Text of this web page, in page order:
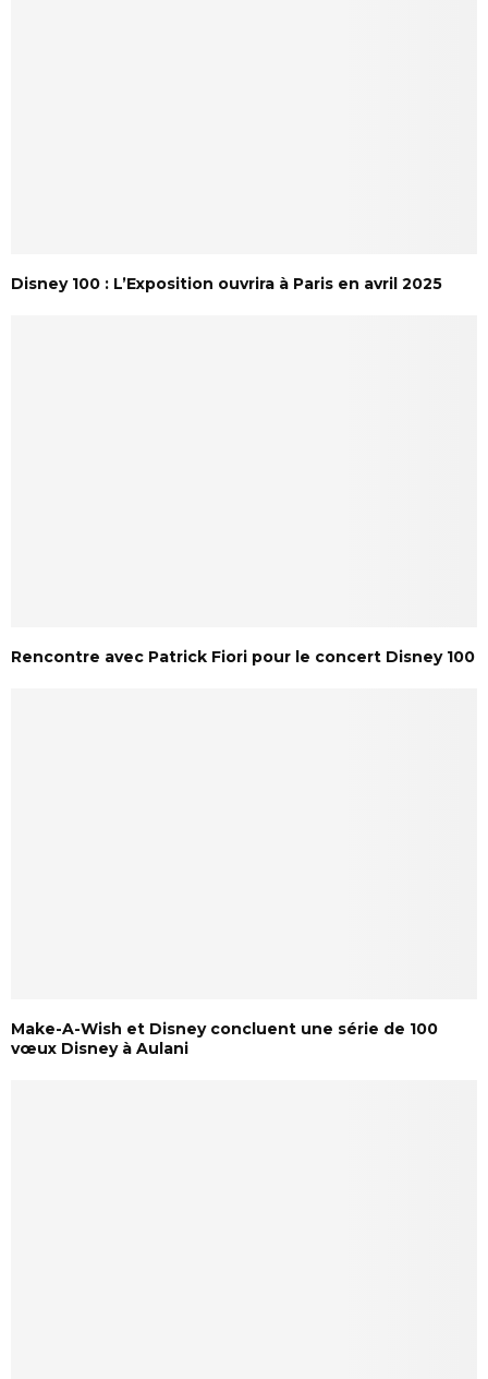
Disney 100 : L’Exposition ouvrira à Paris en avril 2025
Rencontre avec Patrick Fiori pour le concert Disney 100
Make-A-Wish et Disney concluent une série de 100
vœux Disney à Aulani